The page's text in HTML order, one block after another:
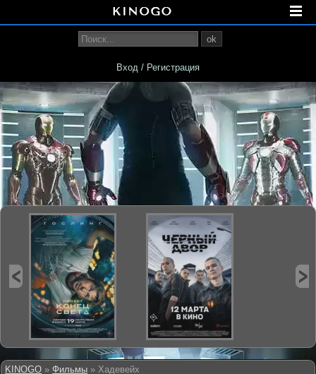
KINOGO » Фильмы » Хадевейх
ok
Вход / Регистрация